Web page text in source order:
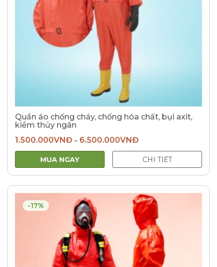
Quần áo chống cháy, chống hóa chất, bụi axit,
kiềm thủy ngân
1.500.000VNĐ– 6.500.000VNĐ
MUA NGAY CHI TIẾT
-17%